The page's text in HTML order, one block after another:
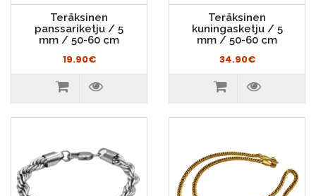
Teräksinen
panssariketju / 5
mm / 50-60 cm
19.90€
Teräksinen
kuningasketju / 5
mm / 50-60 cm
34.90€